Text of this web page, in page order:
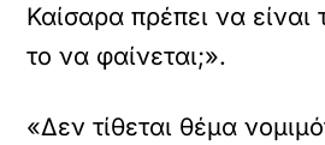
Καίσαρα πρέπει να είναι
το να φαίνεται;».
«Δεν τίθεται θέμα